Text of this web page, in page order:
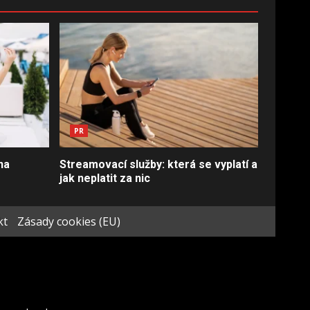
PR
Streamovací služby: která se vyplatí a
jak neplatit za nic
Zásady cookies (EU)